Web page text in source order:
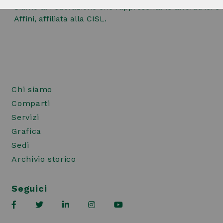
Affini, affiliata alla CISL.
Chi siamo
Comparti
Servizi
Grafica
Sedi
Archivio storico
Seguici